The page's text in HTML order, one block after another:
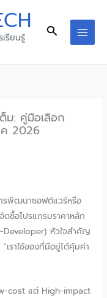
รียนรู้
Search
ม: คู่มือเลือก
ค 2026
รพัฒนาซอฟต์แวร์หรือ
ดซื้อโปรแกรมราคาหลัก
หัวใจสำคัญ
เราใช้ของที่มีอยู่ได้คุ้มค่า
cost แต่ High-impact